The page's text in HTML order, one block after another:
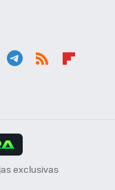
exclusivas